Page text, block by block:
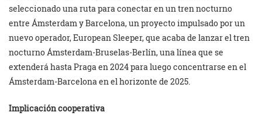
seleccionado una ruta para conectar en un tren nocturno
entre Ámsterdam y Barcelona, un proyecto impulsado por un
nuevo operador, European Sleeper, que acaba de lanzar el tren
nocturno Ámsterdam-Bruselas-Berlín, una línea que se
extenderá hasta Praga en 2024 para luego concentrarse en el
Ámsterdam-Barcelona en el horizonte de 2025.
Implicación cooperativa